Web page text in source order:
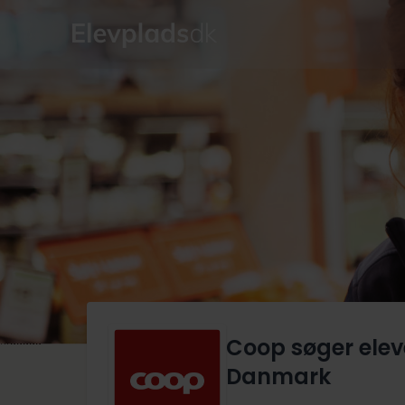
Coop søger
Danmark